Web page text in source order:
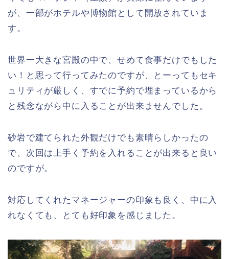
が、一部がホテルや博物館として開放されていま
す。
世界一大きな宮殿の中で、せめて食事だけでもした
い！と思って行ってみたのですが、とーってもセキ
ュリティが厳しく、すでに予約で埋まっているから
と残念ながら中に入ることが出来ませんでした。
砂岩で建てられた外観だけでも素晴らしかったの
で、次回は上手く予約を入れることが出来ると良い
のですが。
対応してくれたマネージャーの印象も良く、中に入
れなくても、とても好印象を感じました。